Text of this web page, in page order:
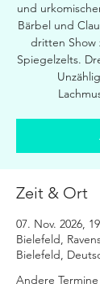
und
Bärbel und
dritten Show
Spiegelzelts.
Zeit & Ort
07. Nov. 2026,
Bielefeld,
Bielefeld,
Andere Termine